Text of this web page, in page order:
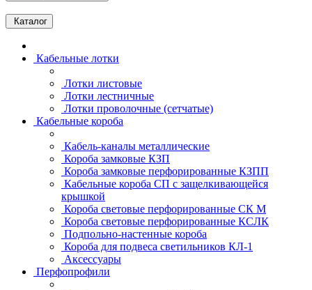
Каталог
Кабельные лотки
Лотки листовые
Лотки лестничные
Лотки проволочные (сетчатые)
Кабельные короба
Кабель-каналы металлические
Короба замковые КЗП
Короба замковые перфорированные КЗПП
Кабельные короба СП с защелкивающейся
крышкой
Короба световые перфорированные СК М
Короба световые перфорированные КСЛК
Подпольно-настенные короба
Короба для подвеса светильников КЛ-1
Аксессуары
Перфопрофили